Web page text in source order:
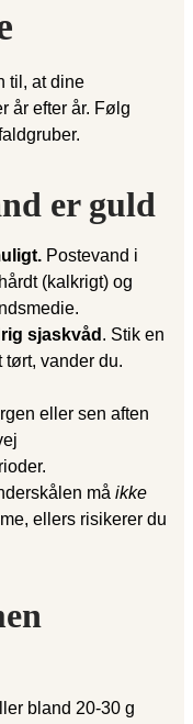
til, at dine
år efter år. Følg
er guld
Postevand i
(kalkrigt) og
sjaskvåd . Stik en
vander du.
eller sen aften
må ikke
ellers risikerer du
bland 20-30 g